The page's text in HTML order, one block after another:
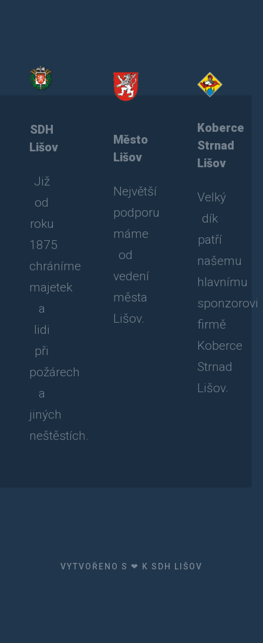
SDH
Lišov
Již
od
roku
1875
chráníme
majetek
a
lidi
při
požárech
a
jiných
neštěstích.
Město
Lišov
Největší
podporu
máme
od
vedení
města
Lišov.
Koberce
Strnad
Lišov
Velký
dík
patří
našemu
hlavnímu
sponzorovi
firmě
Koberce
Strnad
Lišov.
VYTVOŘENO S ❤ K SDH LIŠOV